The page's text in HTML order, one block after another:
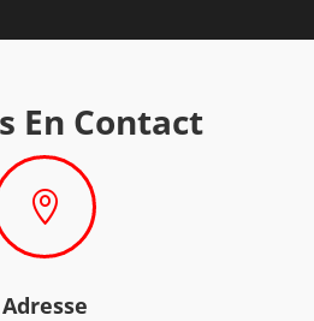
En Contact

Adresse